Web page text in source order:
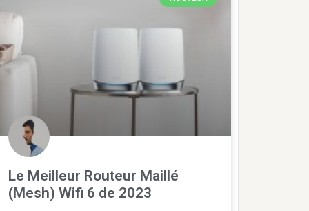
Le Meilleur Routeur Maillé
(Mesh) Wifi 6 de 2023